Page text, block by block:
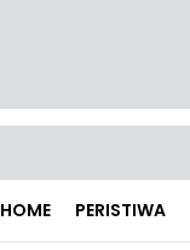
HOME PERISTIWA